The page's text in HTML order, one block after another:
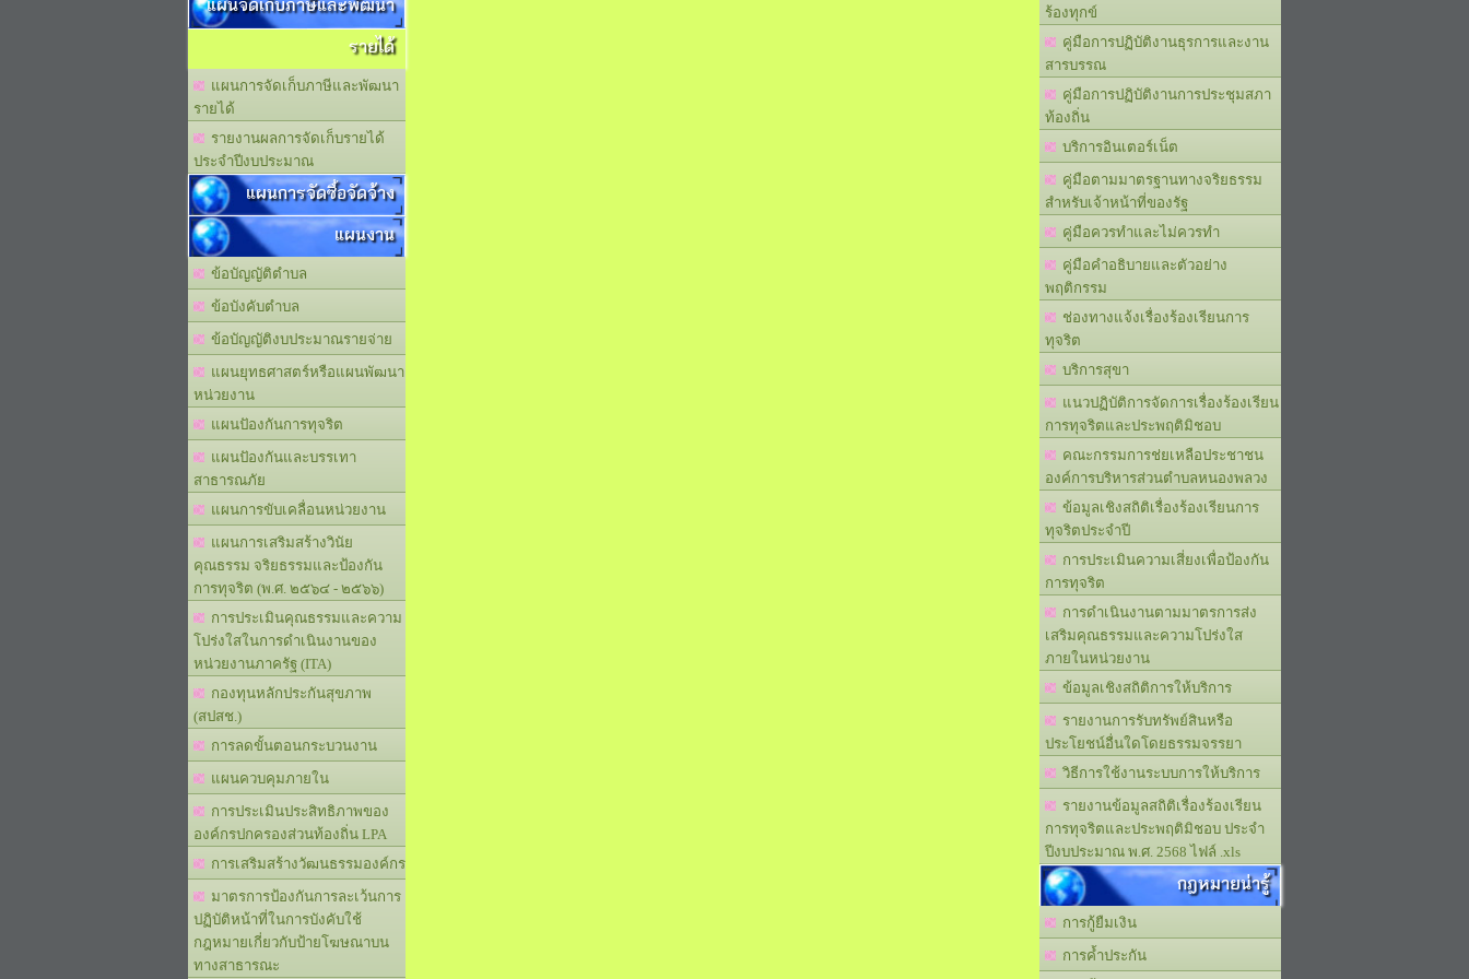
แผนจัดเก็บภาษีและพัฒนา
รายได้
แผนการจัดเก็บภาษีและพัฒนา
รายได้
รายงานผลการจัดเก็บรายได้
ประจำปีงบประมาณ
แผนการจัดซื้อจัดจ้าง
แผนงาน
ข้อบัญญัติตำบล
ข้อบังคับตำบล
ข้อบัญญัติงบประมาณรายจ่าย
แผนยุทธศาสตร์หรือแผนพัฒนา
หน่วยงาน
แผนปัองกันการทุจริต
แผนปัองกันและบรรเทา
สาธารณภัย
แผนการขับเคลื่อนหน่วยงาน
แผนการเสริมสร้างวินัย
คุณธรรม จริยธรรมและป้องกัน
การทุจริต (พ.ศ. ๒๕๖๔ - ๒๕๖๖)
การประเมินคุณธรรมและความ
โปร่งใสในการดำเนินงานของ
หน่วยงานภาครัฐ (ITA)
กองทุนหลักประกันสุขภาพ
(สปสช.)
การลดขั้นตอนกระบวนงาน
แผนควบคุมภายใน
การประเมินประสิทธิภาพของ
องค์กรปกครองส่วนท้องถิ่น LPA
การเสริมสร้างวัฒนธรรมองค์กร
มาตรการป้องกันการละเว้นการ
ปฏิบัติหน้าที่ในการบังคับใช้
กฎหมายเกี่ยวกับป้ายโฆษณาบน
ทางสาธารณะ
ร้องทุกข์
คู่มือการปฏิบัติงานธุรการและงาน
สารบรรณ
คู่มือการปฏิบัติงานการประชุมสภา
ท้องถิ่น
บริการอินเตอร์เน็ต
คู่มือตามมาตรฐานทางจริยธรรม
สำหรับเจ้าหน้าที่ของรัฐ
คู่มือควรทำและไม่ควรทำ
คู่มือคำอธิบายและตัวอย่าง
พฤติกรรม
ช่องทางแจ้งเรื่องร้องเรียนการ
ทุจริต
บริการสุขา
แนวปฏิบัติการจัดการเรื่องร้องเรียน
การทุจริตและประพฤติมิชอบ
คณะกรรมการช่ยเหลือประชาชน
องค์การบริหารส่วนตำบลหนองพลวง
ข้อมูลเชิงสถิติเรื่องร้องเรียนการ
ทุจริตประจำปี
การประเมินความเสี่ยงเพื่อป้องกัน
การทุจริต
การดำเนินงานตามมาตรการส่ง
เสริมคุณธรรมและความโปร่งใส
ภายในหน่วยงาน
ข้อมูลเชิงสถิติการให้บริการ
รายงานการรับทรัพย์สินหรือ
ประโยชน์อื่นใดโดยธรรมจรรยา
วิธีการใช้งานระบบการให้บริการ
รายงานข้อมูลสถิติเรื่องร้องเรียน
การทุจริตและประพฤติมิชอบ ประจำ
ปีงบประมาณ พ.ศ. 2568 ไฟล์ .xls
กฎหมายน่ารู้
การกู้ยืมเงิน
การค้ำประกัน